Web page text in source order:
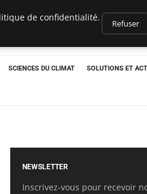
SCIENCES DU CLIMAT SOLUTIONS ET
NEWSLETTER
Inscrivez-vous pour recevoir
de confidentialité.
Refuser